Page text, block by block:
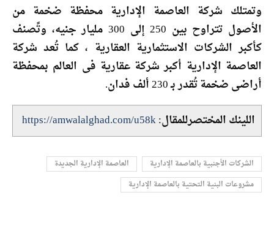
وتمتلك شركة العاصمة الإدارية محفظة ضخمة من
الأصول تتراوح بين 250 إلى 300 مليار جنيه، وتًصنف
كأكبر الشركات الاستثمارية العقارية ، كما تُعد شركة
العاصمة الإدارية أكبر شركة عقارية فى العالم بمحفظة
أراضى ضخمة تُقدر بـ 230 ألف فدان.
اللينك المختصرللمقال:https://amwalalghad.com/u58k
الشركات الأجنبية بالعاصمة الإدارية
العاصمة الإدارية الجديدة
مشروعات البنية التحتية بالعاصمة الإدارية